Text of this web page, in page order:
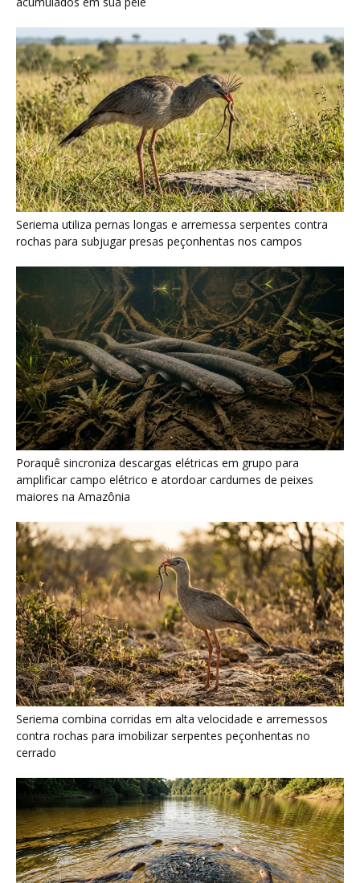
Poraquê sincroniza descargas elétricas em grupo para
amplificar campo elétrico e atordoar cardumes de peixes
maiores na Amazônia
Seriema combina corridas em alta velocidade e arremessos
contra rochas para imobilizar serpentes peçonhentas no
cerrado
Ariranha sincroniza caça coletiva com vocalização subaquática
e cerca cardumes em rios rasos da Amazônia